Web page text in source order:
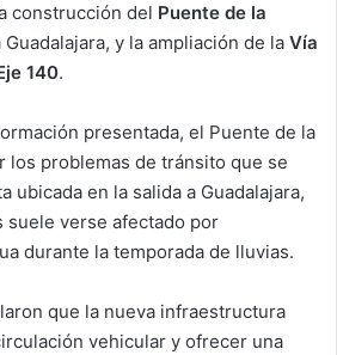
construcción del Puente de la
Guadalajara, y la ampliación de la Vía
140.
presentada, el Puente de la
los problemas de tránsito que se
ubicada en la salida a Guadalajara,
suele verse afectado por
durante la temporada de lluvias.
que la nueva infraestructura
vehicular y ofrecer una